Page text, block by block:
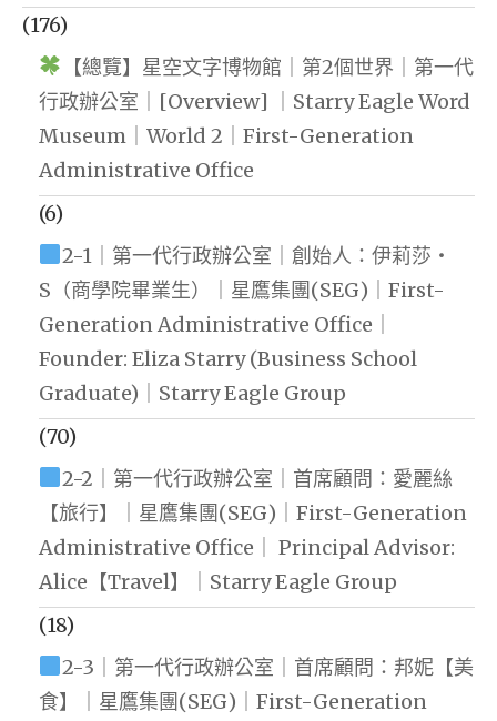
(176)
【總覽】星空文字博物館｜第2個世界｜第一代
行政辦公室｜[Overview] ｜Starry Eagle Word
Museum｜World 2｜First-Generation
Administrative Office
(6)
2-1｜第一代行政辦公室｜創始人：伊莉莎・
S（商學院畢業生）｜星鷹集團(SEG)｜First-
Generation Administrative Office｜
Founder: Eliza Starry (Business School
Graduate)｜Starry Eagle Group
(70)
2-2｜第一代行政辦公室｜首席顧問：愛麗絲
【旅行】｜星鷹集團(SEG)｜First-Generation
Administrative Office｜ Principal Advisor:
Alice【Travel】｜Starry Eagle Group
(18)
2-3｜第一代行政辦公室｜首席顧問：邦妮【美
食】｜星鷹集團(SEG)｜First-Generation